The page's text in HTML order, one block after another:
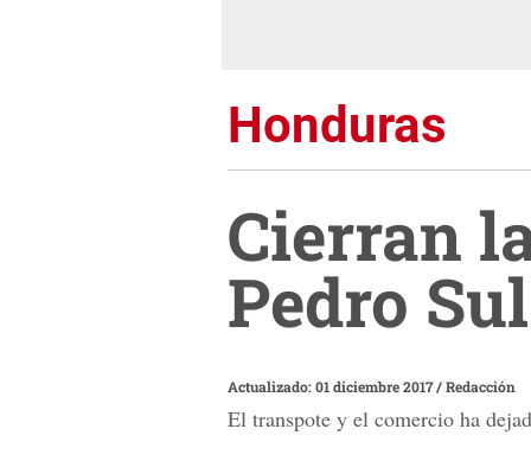
Honduras
Cierran
Pedro
Actualizado: 01 diciembre 2017/Redacción
El transpote y el comercio ha